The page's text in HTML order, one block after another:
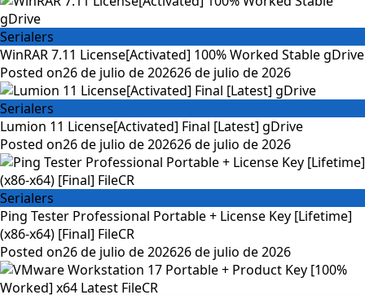
Serialers
WinRAR 7.11 License[Activated] 100% Worked Stable gDrive
Posted on26 de julio de 202626 de julio de 2026
Serialers
Lumion 11 License[Activated] Final [Latest] gDrive
Posted on26 de julio de 202626 de julio de 2026
Serialers
Ping Tester Professional Portable + License Key [Lifetime]
(x86-x64) [Final] FileCR
Posted on26 de julio de 202626 de julio de 2026